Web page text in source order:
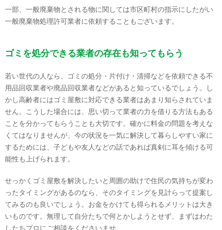
一部、一般廃棄物とされる物に関しては市区町村の指示にしたがい
一般廃棄物処理許可業者に依頼することもございます。
ゴミを処分できる業者の存在も知ってもらう
若い世代の人なら、ゴミの処分・片付け・清掃などを依頼できる不
用品回収業者や廃品回収業者などがあると知っているでしょう。し
かし高齢者にはゴミ屋敷に対応できる業者はあまり知らされていま
せん。こうした場合には、思い切って業者の力を借りる方法もある
ことを分かってもらうことも大切です。確かに料金の問題を考えな
くてはなりませんが、今の状況を一気に解決して暮らしやすい家に
するためには、子どもや友人などの話であれば真剣に耳を傾ける可
能性も上げられます。
せっかくゴミ屋敷を解決したいと周囲の助けで住民の気持ちが変わ
ったタイミングがあるのなら、そのタイミングを見計らって提案し
てみるのも良いでしょう。お金をかけても得られるメリットは大き
いものです。無理して自分たちで何とかしようとせず、まずはわた
したちプロにご相談をくださいませ。